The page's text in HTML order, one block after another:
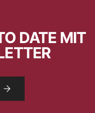
DATE MIT